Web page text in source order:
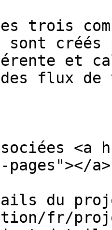
trois
créés
et
des flux
<a
a>
du
fr/